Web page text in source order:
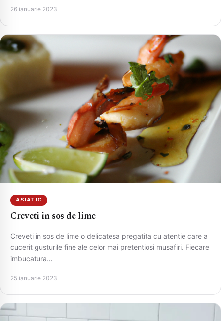
26 ianuarie 2023
ASIATIC
Creveti in sos de lime
Creveti in sos de lime o delicatesa pregatita cu atentie care a
cucerit gusturile fine ale celor mai pretentiosi musafiri. Fiecare
imbucatura…
25 ianuarie 2023